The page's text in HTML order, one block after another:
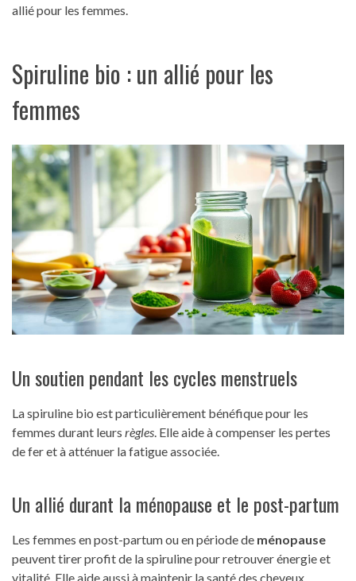
allié pour les femmes.
Spiruline bio : un allié pour les
femmes
Un soutien pendant les cycles menstruels
La spiruline bio est particulièrement bénéfique pour les
femmes durant leurs règles . Elle aide à compenser les pertes
de fer et à atténuer la fatigue associée.
Un allié durant la ménopause et le post-partum
Les femmes en post-partum ou en période de ménopause
peuvent tirer profit de la spiruline pour retrouver énergie et
vitalité. Elle aide aussi à maintenir la santé des cheveux,